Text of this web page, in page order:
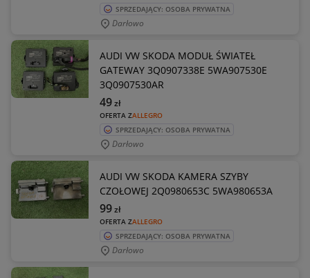
SPRZEDAJĄCY: OSOBA PRYWATNA
Darłowo
AUDI VW SKODA MODUŁ ŚWIATEŁ
GATEWAY 3Q0907338E 5WA907530E
3Q0907530AR
OFERTA ZALLEGRO
49zł
SPRZEDAJĄCY: OSOBA PRYWATNA
Darłowo
AUDI VW SKODA KAMERA SZYBY
CZOŁOWEJ 2Q0980653C 5WA980653A
OFERTA ZALLEGRO
99zł
SPRZEDAJĄCY: OSOBA PRYWATNA
Darłowo